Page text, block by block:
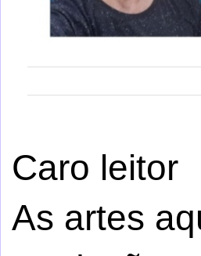
Caro leitor
As artes